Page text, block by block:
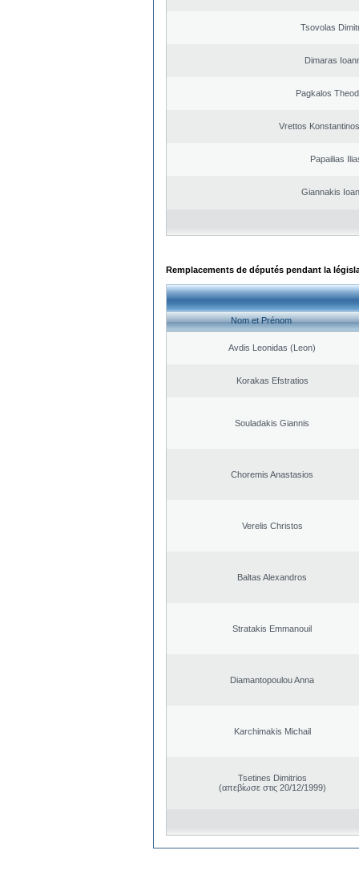
Tsovolas
Dimaras
Pagkalos
Vrettos
Papailias
Giannakis
Remplacements de députés pendant la
Nom et Prénom
Avdis Leonidas (Leon)
Korakas Efstratios
Souladakis Giannis
Choremis Anastasios
Verelis Christos
Baltas Alexandros
Stratakis Emmanouil
Diamantopoulou Anna
Karchimakis Michail
Tsetines Dimitrios
(απεβίωσε στις 20/12/1999)